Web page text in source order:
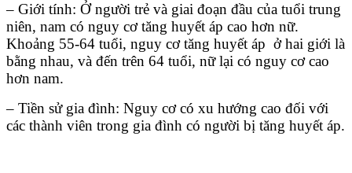
– Giới tính: Ở người trẻ và giai đoạn đầu của tuổi trung
niên, nam có nguy cơ tăng huyết áp cao hơn nữ.
Khoảng 55-64 tuổi, nguy cơ tăng huyết áp ở hai giới là
bằng nhau, và đến trên 64 tuổi, nữ lại có nguy cơ cao
hơn nam.
– Tiền sử gia đình: Nguy cơ có xu hướng cao đối với
các thành viên trong gia đình có người bị tăng huyết áp.